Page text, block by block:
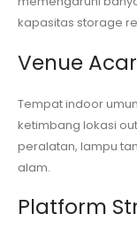
kapasitas storage
Venue
Tempat indoor
ketimbang lokasi
peralatan, lampu
alam.
Platform